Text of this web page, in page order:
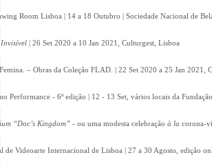
Room Lisboa | 14 a 18 Outubro | Sociedade Nacional de
| 26 Set 2020 a 10 Jan 2021, Culturgest, Lisboa
– Obras da Coleção FLAD. | 22 Set 2020 a 25 Jan
Performance - 6ª edição | 12 - 13 Set, vários locais da
“Doc’s Kingdom” - ou uma modesta celebração à la corona-
de Videoarte Internacional de Lisboa | 27 a 30 Agosto, edição